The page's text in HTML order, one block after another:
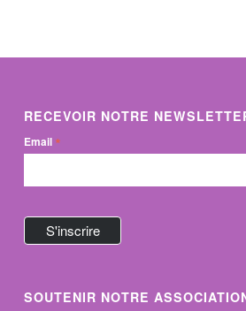
RECEVOIR NOTRE
Email *
SOUTENIR NOTRE